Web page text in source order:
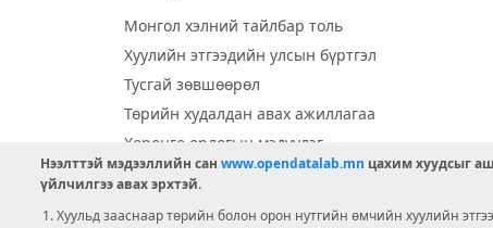
Монгол хэлний тайлбар толь
Хуулийн этгээдийн улсын бүртгэл
Тусгай зөвшөөрөл
Төрийн худалдан авах ажиллагаа
Хөрөнгө орлогын мэдүүлэг
Орон нутгийн хөгжлийн сан
Нээлттэй мэдээллийн сан www.opendatalab.mn цахим хуудсыг
үйлчилгээ авах эрхтэй.
Хуульд зааснаар төрийн болон орон нутгийн өмчийн хуулийн